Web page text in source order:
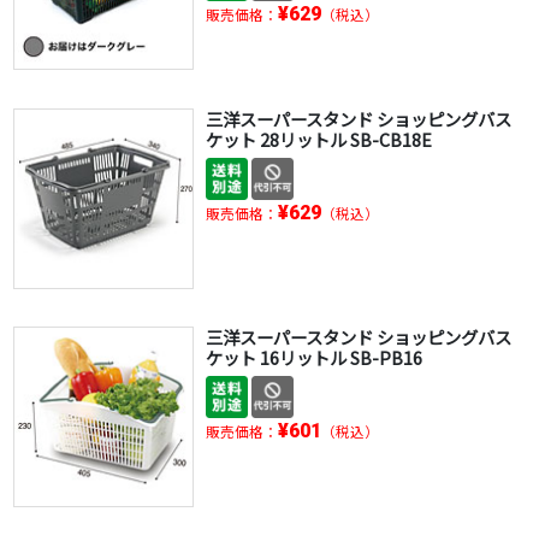
販売価格： ¥629（税込）
三洋スーパースタンド ショッピングバス
ケット 28リットル SB-CB18E
販売価格： ¥629（税込）
三洋スーパースタンド ショッピングバス
ケット 16リットル SB-PB16
販売価格： ¥601 （税込）